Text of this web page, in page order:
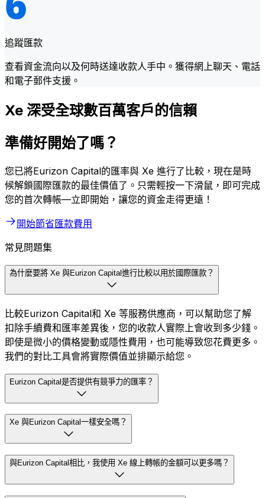
追蹤匯款
查看資金流向以及何時送達收款人手中。獲得網上聊天、電話
和電子郵件支援。
Xe 深受全球數百萬客戶的信賴
準備好開始了嗎？
您已將Eurizon Capital的匯率與 Xe 進行了比較，現在是時
候解鎖國際匯款的最佳價值了。只需輕按一下滑鼠，即可完成
您的首次轉帳—立即開始，讓您的資金走得更遠！
開始節省匯款費用
常見問題集
為什麼要將 Xe 與Eurizon Capital進行比較以用於國際匯款？
比較Eurizon Capital和 Xe 等服務供應商，可以幫助您了解
扣除手續費和匯率差異後，您的收款人實際上會收到多少錢。
即使是微小的價格變動或隱性費用，也可能導致您花費更多。
我們的對比工具會將實際價值並排顯示給您。
Eurizon Capital是否提供有競爭力的匯率？
Xe 與Eurizon Capital一樣安全嗎？
與Eurizon Capital相比，我使用 Xe 線上轉帳的金額可以更多嗎？